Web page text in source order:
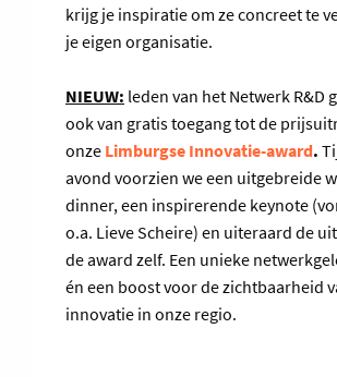
krijg je inspiratie om ze concreet te
je eigen organisatie.
NIEUW: leden van het Netwerk R&D
ook van gratis toegang tot de
onze Limburgse Innovatie-award.
avond voorzien we een uitgebreide
dinner, een inspirerende keynote
o.a. Lieve Scheire) en uiteraard de
de award zelf. Een unieke
én een boost voor de zichtbaarheid
innovatie in onze regio.